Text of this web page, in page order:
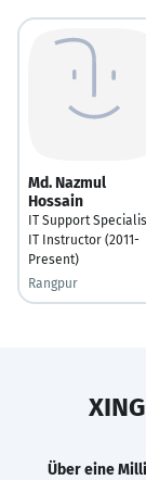
Md. Nazmul
Hossain
IT Support
IT Instructor (2011-
Present)
Rangpur
Über eine